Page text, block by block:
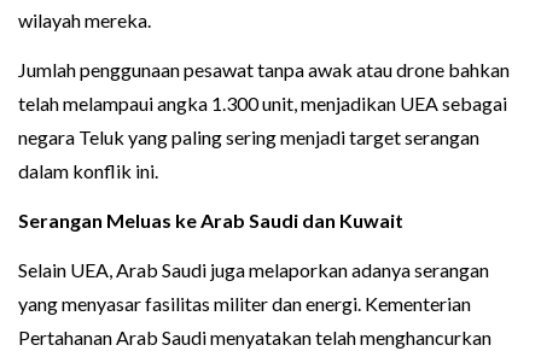
wilayah mereka.
Jumlah penggunaan pesawat tanpa awak atau drone bahkan
telah melampaui angka 1.300 unit, menjadikan UEA sebagai
negara Teluk yang paling sering menjadi target serangan
dalam konflik ini.
Serangan Meluas ke Arab Saudi dan Kuwait
Selain UEA, Arab Saudi juga melaporkan adanya serangan
yang menyasar fasilitas militer dan energi. Kementerian
Pertahanan Arab Saudi menyatakan telah menghancurkan